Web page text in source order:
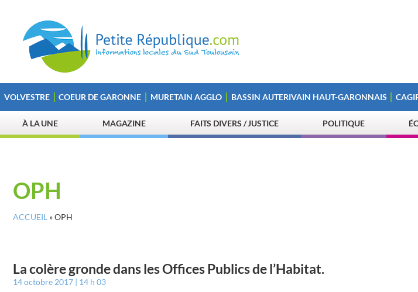
VOLVESTRE COEUR DE GARONNE MURETAIN AGGLO BASSIN AUTERIVAIN HAUT-GARONNAIS
À LA UNE MAGAZINE FAITS DIVERS / JUSTICE POLITIQUE
OPH
ACCUEIL »OPH
La colère gronde dans les Offices Publics de l’Habitat.
14 octobre 2017 14 h 03